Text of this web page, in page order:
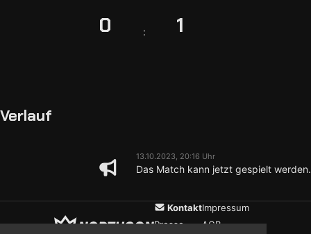
0
: 1
Verlauf
13.10.2023, 20:16 Uhr
Das Match kann jetzt gespielt werden.
Kontakt
Presse
Impressum
AGB